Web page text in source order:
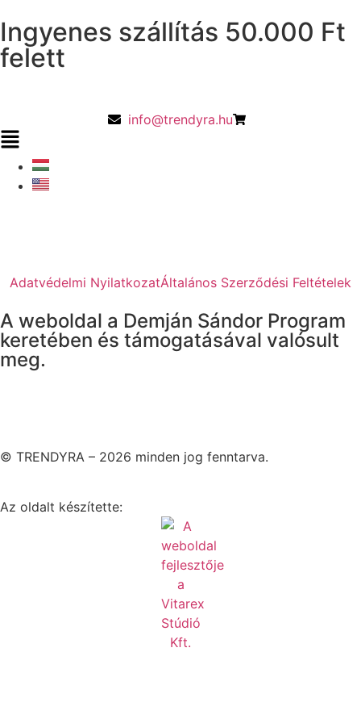
Ingyenes szállítás 50.000 Ft
felett
info@trendyra.hu
Adatvédelmi NyilatkozatÁltalános Szerződési Feltételek
A weboldal a Demján Sándor Program
keretében és támogatásával valósult
meg.
© TRENDYRA – 2026 minden jog fenntarva.
Az oldalt készítette: